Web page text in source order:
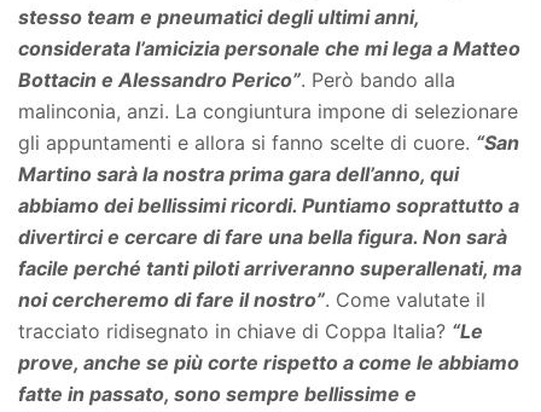
stesso team e pneumatici degli ultimi anni,
considerata l’amicizia personale che mi lega a Matteo
Bottacin e Alessandro Perico”. Però bando alla
malinconia, anzi. La congiuntura impone di selezionare
gli appuntamenti e allora si fanno scelte di cuore. “San
Martino sarà la nostra prima gara dell’anno, qui
abbiamo dei bellissimi ricordi. Puntiamo soprattutto a
divertirci e cercare di fare una bella figura. Non sarà
facile perché tanti piloti arriveranno superallenati, ma
noi cercheremo di fare il nostro”. Come valutate il
tracciato ridisegnato in chiave di Coppa Italia? “Le
prove, anche se più corte rispetto a come le abbiamo
fatte in passato, sono sempre bellissime e